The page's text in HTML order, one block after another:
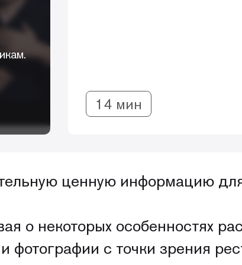
14 мин
ценную информацию
о некоторых особенностях
фотографии с точки зрения